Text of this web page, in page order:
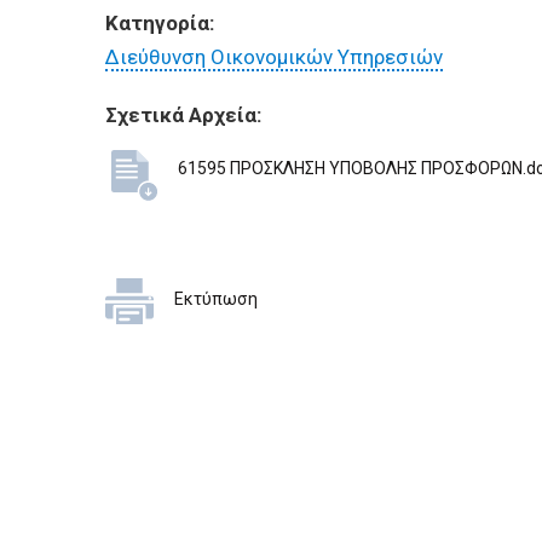
Κατηγορία:
Διεύθυνση Οικονομικών Υπηρεσιών
Σχετικά Αρχεία:
61595 ΠΡΟΣΚΛΗΣΗ ΥΠΟΒΟΛΗΣ
Εκτύπωση